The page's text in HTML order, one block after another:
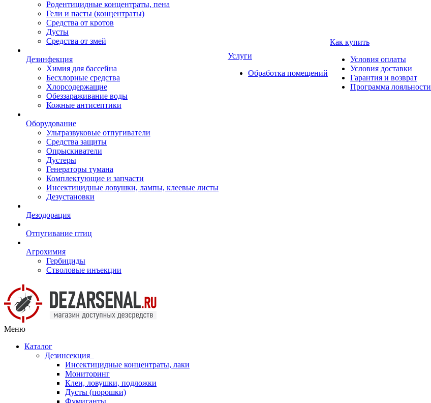
Родентицидные концентраты, пена
Гели и пасты (концентраты)
Средства от кротов
Дусты
Средства от змей
Дезинфекция
Химия для бассейна
Бесхлорные средства
Хлорсодержащие
Обеззараживание воды
Кожные антисептики
Оборудование
Ультразвуковые отпугиватели
Средства защиты
Опрыскиватели
Дустеры
Генераторы тумана
Комплектующие и запчасти
Инсектицидные ловушки, лампы, клеевые листы
Дезустановки
Дезодорация
Отпугивание птиц
Агрохимия
Гербициды
Стволовые инъекции
Услуги
Обработка помещений
Как купить
Условия оплаты
Условия доставки
Гарантия и возврат
Программа лояльности
Меню
Каталог
Дезинсекция
Инсектицидные концентраты, лаки
Мониторинг
Клеи, ловушки, подложки
Дусты (порошки)
Фумиганты